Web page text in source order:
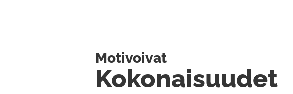
Kokonaisuudet
Motivoivat